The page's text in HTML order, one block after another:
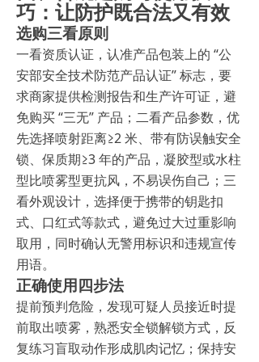
巧：让防护既合法又有效
选购三看原则
一看资质认证，认准产品包装上的 “公
安部安全技术防范产品认证” 标志，要
求商家提供检测报告和生产许可证，避
免购买 “三无” 产品；二看产品参数，优
先选择喷射距离≥2 米、带有防误触安全
锁、保质期≥3 年的产品，凝胶型或水柱
型比喷雾型更抗风，不易误伤自己；三
看外观设计，选择便于携带的钥匙扣
式、口红式等款式，避免过大过重影响
取用，同时确认无警用标识和违规宣传
用语。
正确使用四步法
提前预判危险，发现可疑人员接近时提
前取出喷雾，熟悉安全锁解锁方式，反
复练习盲取动作形成肌肉记忆；保持安